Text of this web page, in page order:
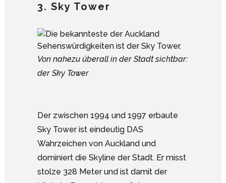
3. Sky Tower
Von nahezu überall in der Stadt sichtbar:
der Sky Tower
Der zwischen 1994 und 1997 erbaute
Sky Tower ist eindeutig DAS
Wahrzeichen von Auckland und
dominiert die Skyline der Stadt. Er misst
stolze 328 Meter und ist damit der